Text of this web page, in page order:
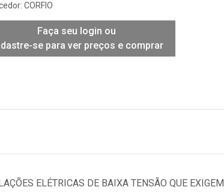
CORFIO
Faça seu login ou
se para ver preços e comprar
ELÉTRICAS DE BAIXA TENSÃO QUE EXIGEM